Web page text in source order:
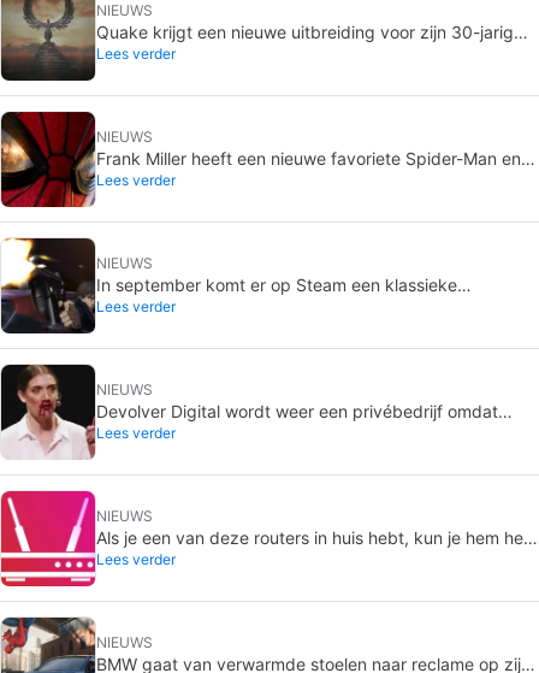
NIEUWS
Quake krijgt een nieuwe uitbreiding voor zijn 30-jarig
jubileum
Lees verder
NIEUWS
Frank Miller heeft een nieuwe favoriete Spider-Man en
het is die van Brand New Day
Lees verder
NIEUWS
In september komt er op Steam een klassieke
videogame uit die je tot nu toe alleen op dvd kon kopen
Lees verder
NIEUWS
Devolver Digital wordt weer een privébedrijf omdat
waarde creëren voor investeerders hen gaat doden
Lees verder
NIEUWS
Als je een van deze routers in huis hebt, kun je hem het
beste meteen loskoppelen
Lees verder
NIEUWS
BMW gaat van verwarmde stoelen naar reclame op zijn